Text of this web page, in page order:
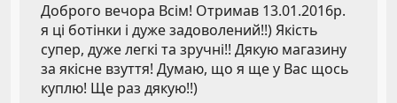
Доброго вечора Всім! Отримав 13.01.2016р.
я ці ботінки і дуже задоволений!!) Якість
супер, дуже легкі та зручні!! Дякую магазину
за якісне взуття! Думаю, що я ще у Вас щось
куплю! Ще раз дякую!!)